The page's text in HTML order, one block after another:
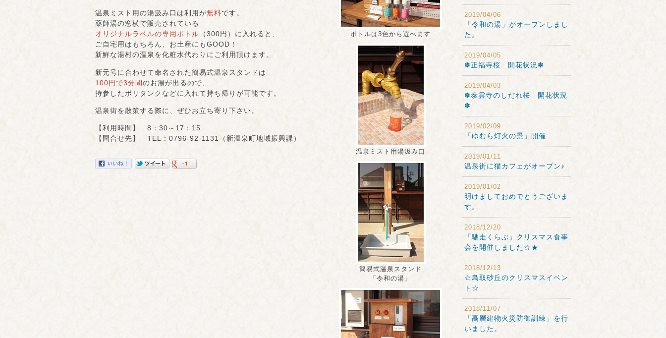
温泉ミスト用の湯汲み口は利用が無料です。
薬師湯の窓横で販売されている
オリジナルラベルの専用ボトル （300円）に入れると、
ご自宅用はもちろん、お土産にもGOOD！
新鮮な湯村の温泉を化粧水代わりにご利用頂けます。
新元号に合わせて命名された簡易式温泉スタンドは
100円で3分間のお湯が出るので、
持参したポリタンクなどに入れて持ち帰りが可能です。
温泉街を散策する際に、ぜひお立ち寄り下さい。
【利用時間】 8：30～17：15
【問合せ先】 TEL：0796-92-1131（新温泉町地域振興課）
ボトルは3色から選べます
温泉ミスト用湯汲み口
簡易式温泉スタンド
「令和の湯」
2019/04/06
「令和の湯」がオープンしまし
た。
2019/04/05
✽正福寺桜 開花状況✽
2019/04/03
✽泰雲寺のしだれ桜 開花状況
✽
2019/02/09
「ゆむら灯火の景」開催
2019/01/11
温泉街に猫カフェがオープン♪
2019/01/02
明けましておめでとうございま
す。
2018/12/20
「馳走くらぶ」クリスマス食事
会を開催しました☆★
2018/12/13
☆鳥取砂丘のクリスマスイベン
ト☆
2018/11/07
「高層建物火災防御訓練」を行
いました。